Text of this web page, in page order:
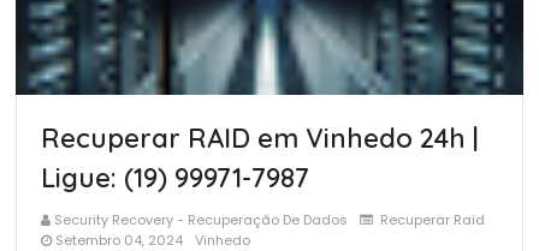
Recuperar RAID em Vinhedo 24h |
Ligue: (19) 99971-7987
Security Recovery - Recuperação De Dados
Setembro 04, 2024
Recuperar Raid
Vinhedo